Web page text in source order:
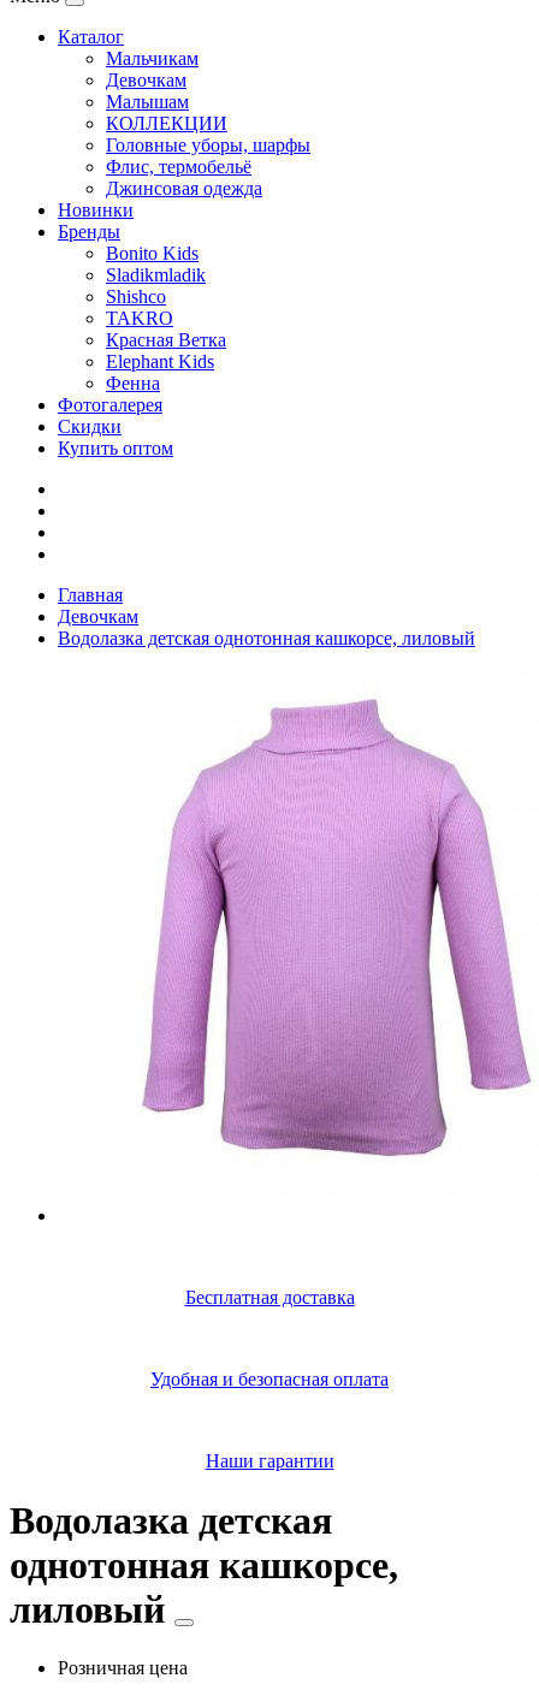
Каталог
Мальчикам
Девочкам
Малышам
КОЛЛЕКЦИИ
Головные уборы, шарфы
Флис, термобельё
Джинсовая одежда
Новинки
Бренды
Bonito Kids
Sladikmladik
Shishco
TAKRO
Красная Ветка
Elephant Kids
Фенна
Фотогалерея
Скидки
Купить оптом
Главная
Девочкам
Водолазка детская однотонная кашкорсе, лиловый
Бесплатная доставка
Удобная и безопасная оплата
Наши гарантии
Водолазка детская
однотонная кашкорсе,
лиловый
Розничная цена